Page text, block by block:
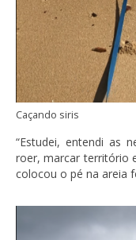
Caçando siris
“Estudei, entendi as
roer, marcar território
colocou o pé na areia